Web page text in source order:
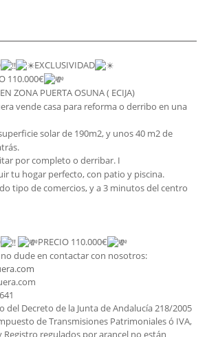
EXCLUSIVIDAD
110.000€
ZONA PUERTA OSUNA ( ECIJA)
vende casa para reforma o derribo en una
solar de 190m2, y unos 40 m2 de
por completo o derribar. I
tu hogar perfecto, con patio y piscina.
tipo de comercios, y a 3 minutos del centro
PRECIO 110.000€
dude en contactar con nosotros:
Decreto de la Junta de Andalucía 218/2005
de Transmisiones Patrimoniales ó IVA,
Registro regulados por arancel no están